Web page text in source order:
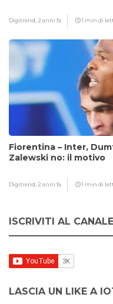
Digitrend, 2 anni fa 1 min di
Fiorentina – Inter,
Zalewski no: il motivo
Digitrend, 2 anni fa 1 min di
ISCRIVITI AL
LASCIA UN LIKE A